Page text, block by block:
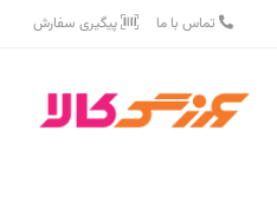
تماس با ما پیگیری سفارش